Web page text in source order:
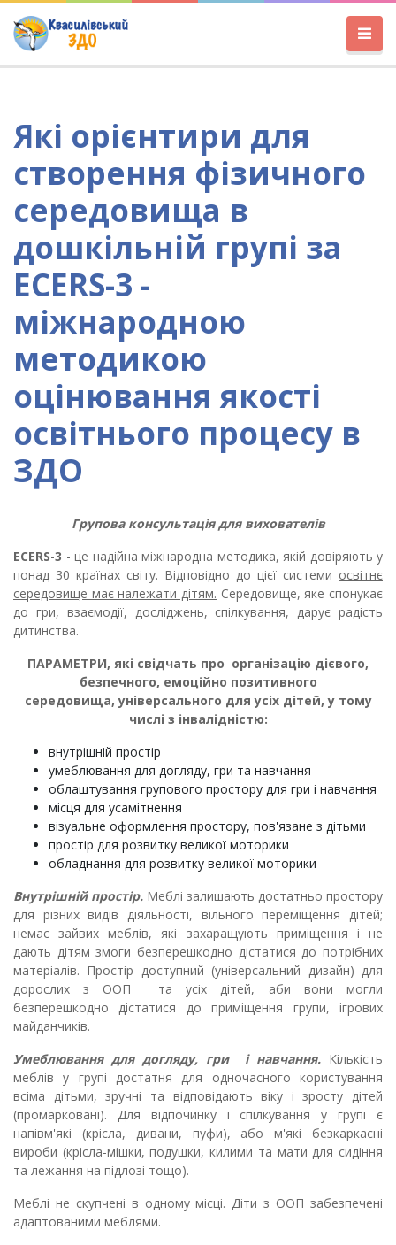
Які орієнтири для
створення фізичного
середовища в
дошкільній групі за
ECERS-3 -
міжнародною
методикою
оцінювання якості
освітнього процесу в
ЗДО
Групова консультація для вихователів
ECERS-3 - це надійна міжнародна методика, якій довіряють у
понад 30 країнах світу. Відповідно до цієї системи освітнє
середовище має належати дітям. Середовище, яке спонукає
до гри, взаємодії, досліджень, спілкування, дарує радість
дитинства.
ПАРАМЕТРИ, які свідчать про організацію дієвого,
безпечного, емоційно позитивного
середовища,універсального для усіх дітей, у тому
числі з інвалідністю:
внутрішній простір
умеблювання для догляду, гри та навчання
облаштування групового простору для гри і навчання
місця для усамітнення
візуальне оформлення простору, пов'язане з дітьми
простір для розвитку великої моторики
обладнання для розвитку великої моторики
Внутрішній простір. Меблі залишають достатньо простору
для різних видів діяльності, вільного переміщення дітей;
немає зайвих меблів, які захаращують приміщення і не
дають дітям змоги безперешкодно дістатися до потрібних
матеріалів. Простір доступний (універсальний дизайн) для
дорослих з ООП та усіх дітей, аби вони могли
безперешкодно дістатися до приміщення групи, ігрових
майданчиків.
Умеблювання для догляду, гри і навчання. Кількість
меблів у групі достатня для одночасного користування
всіма дітьми, зручні та відповідають віку і зросту дітей
(промарковані).
Для відпочинку і спілкування у групі є
напівм'які (крісла, дивани, пуфи), або м'які безкаркасні
вироби (крісла-мішки, подушки, килими та мати для сидіння
та лежання на підлозі тощо).
Меблі не скупчені в одному місці. Діти з ООП забезпечені
адаптованими меблями.